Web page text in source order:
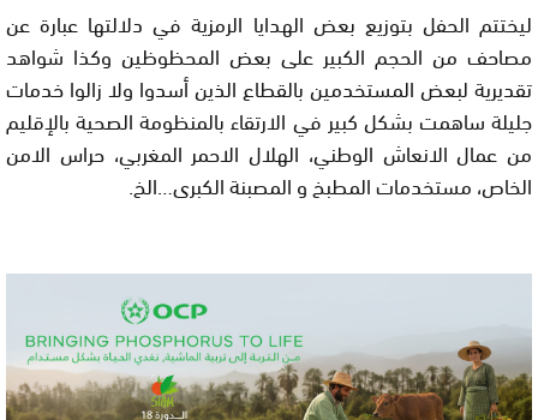
ليختتم الحفل بتوزيع بعض الهدايا الرمزية في دلالتها عبارة عن
مصاحف من الحجم الكبير على بعض المحظوظين وكذا شواهد
تقديرية لبعض المستخدمين بالقطاع الذين أسدوا ولا زالوا خدمات
جليلة ساهمت بشكل كبير في الارتقاء بالمنظومة الصحية بالإقليم
من عمال الانعاش الوطني، الهلال الاحمر المغربي، حراس الامن
الخاص، مستخدمات المطبخ و المصبنة الكبرى…الخ.